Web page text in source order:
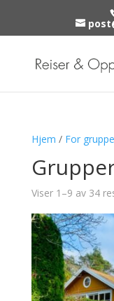
Hjem / For
Viser 1–9 av 34